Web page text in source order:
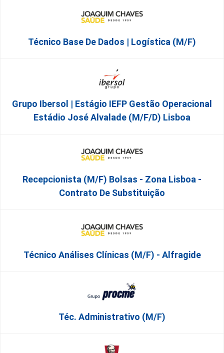
Técnico Base De Dados | Logística (M/F)
Grupo Ibersol | Estágio IEFP Gestão Operacional
Estádio José Alvalade (m/f/d) Lisboa
Recepcionista (M/F) Bolsas - Zona Lisboa -
Contrato De Substituição
Técnico Análises Clínicas (M/F) - Alfragide
Téc. Administrativo (m/f)